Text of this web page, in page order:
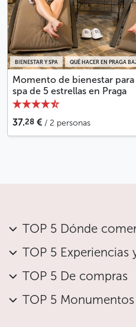
BIENESTAR Y SPA QUÉ HACER EN PRAGA
Momento de bienestar
spa de 5 estrellas en Praga
37.28 € / 2 personas
TOP 5 Dónde
TOP 5 Experiencias
TOP 5 De compras
TOP 5 Monumentos